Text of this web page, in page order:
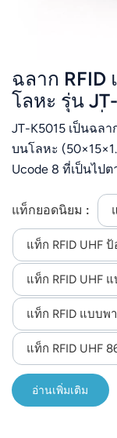
ฉลาก
โลหะ รุ่น
มม. ความถี่
JT-K5015 เป็นฉล
บนโลหะ
Ucode 8 ที่เป็นไป
ของเหลว ติดตั้งบน
ร้อน และเหมาะอย่
กส์ และการจัดการ
แท็กยอดนิยม :
แท็ก RFID UHF
แท็ก RFID UHF
แท็ก RFID แบบพ
แท็ก RFID UHF
อ่านเพิ่มเติม